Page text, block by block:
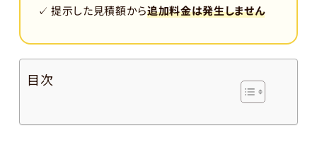
✓ 提示した見積額から追加料金は発生しません
目次